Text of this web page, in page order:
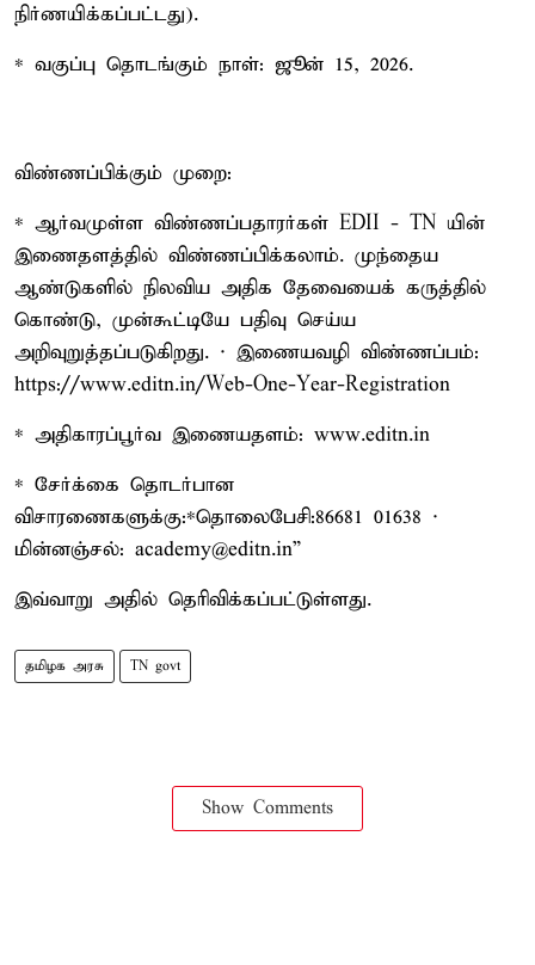
நிர்ணயிக்கப்பட்டது).
* வகுப்பு தொடங்கும் நாள்: ஜூன் 15, 2026.
விண்ணப்பிக்கும் முறை:
* ஆர்வமுள்ள விண்ணப்பதாரர்கள் EDII - TN யின்
இணைதளத்தில் விண்ணப்பிக்கலாம். முந்தைய
ஆண்டுகளில் நிலவிய அதிக தேவையைக் கருத்தில்
கொண்டு, முன்கூட்டியே பதிவு செய்ய
அறிவுறுத்தப்படுகிறது. · இணையவழி விண்ணப்பம்:
https://www.editn.in/Web-One-Year-Registration
* அதிகாரப்பூர்வ இணையதளம்: www.editn.in
* சேர்க்கை தொடர்பான
விசாரணைகளுக்கு:*தொலைபேசி:86681 01638 ·
மின்னஞ்சல்: academy@editn.in”
இவ்வாறு அதில் தெரிவிக்கப்பட்டுள்ளது.
தமிழக அரசு TN govt
Show Comments